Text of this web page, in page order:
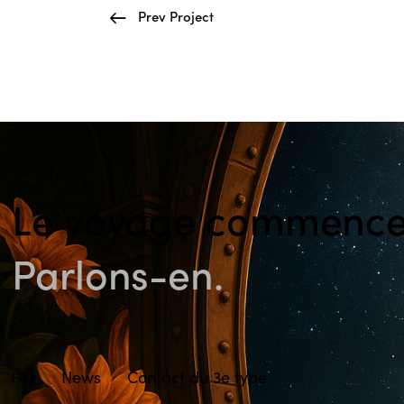
Prev Project
Le voyage
Parlons-en.
HQ News Contact du 3e type